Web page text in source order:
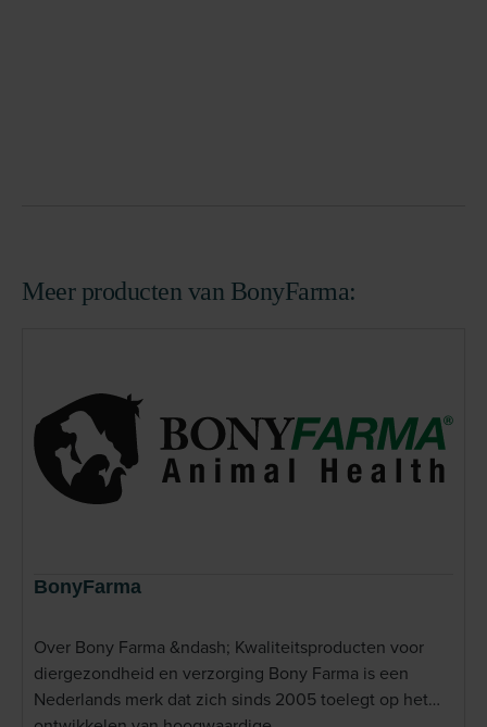
Meer producten van BonyFarma:
BonyFarma
Over Bony Farma &ndash; Kwaliteitsproducten voor
diergezondheid en verzorging Bony Farma is een
Nederlands merk dat zich sinds 2005 toelegt op het